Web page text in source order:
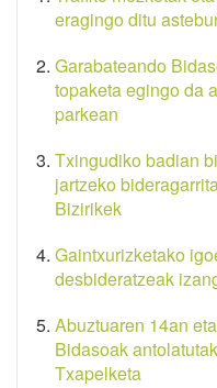
eragingo ditu
Garabateando
topaketa egingo da
parkean
Txingudiko badian
jartzeko
Bizirikek
Gaintxurizketako
desbideratzeak
Abuztuaren 14an
Bidasoak
Txapelketa